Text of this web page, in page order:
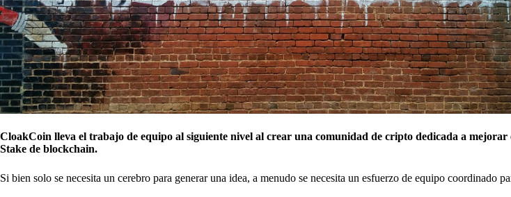
CloakCoin lleva el trabajo de equipo al siguiente nivel al crear una comunidad de cripto dedicada a mejorar
Stake de blockchain.
Si bien solo se necesita un cerebro para generar una idea, a menudo se necesita un esfuerzo de equipo coordinado